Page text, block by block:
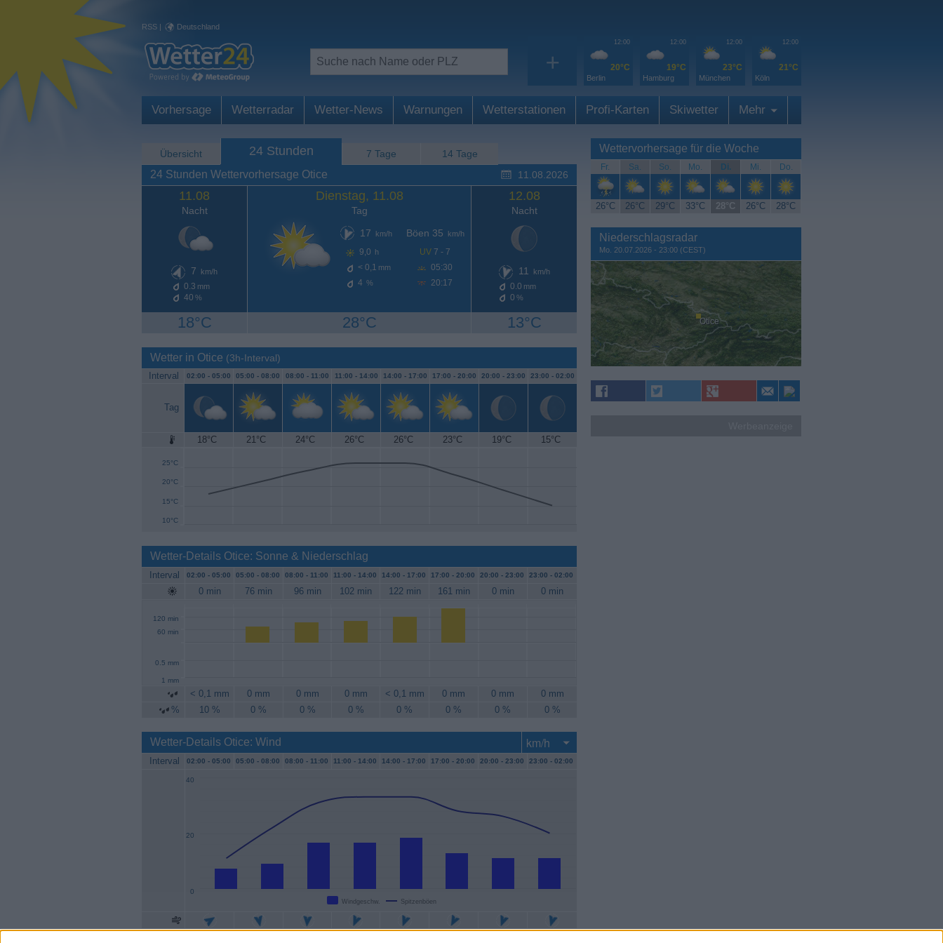
RSS | Deutschland
+
12:00
20°C
Berlin
12:00
19°C
Hamburg
12:00
23°C
München
12:00
21°C
Köln
Vorhersage Wetterradar Wetter-News Warnungen Wetterstationen Profi-Karten Skiwetter Mehr
Übersicht 24 Stunden 7 Tage 14 Tage
24 Stunden Wettervorhersage Otice 11.08.2026
11.08
Nacht
7 km/h
0.3 mm
40 %
18°C
Dienstag, 11.08
Tag
17
km/h
9,0 h
< 0,1 mm
4 %
Böen 35 km/h
UV 7 - 7
05:30
20:17
28°C
12.08
Nacht
11 km/h
0.0 mm
0 %
13°C
Wetter in Otice (3h-Interval)
Interval 02:00 - 05:00 05:00 - 08:00 08:00 - 11:00 11:00 - 14:00 14:00 - 17:00 17:00 - 20:00 20:00 - 23:00 23:00 - 02:00
Tag
18°C 21°C 24°C 26°C 26°C 23°C 19°C 15°C
10°C
15°C
20°C
25°C
30°C
Wetter-Details Otice: Sonne & Niederschlag
Interval 02:00 - 05:00 05:00 - 08:00 08:00 - 11:00 11:00 - 14:00 14:00 - 17:00 17:00 - 20:00 20:00 - 23:00 23:00 - 02:00
0 min 76 min 96 min 102 min 122 min 161 min 0 min 0 min
60 min
120 min
0.5 mm
1 mm
< 0,1 mm 0 mm 0 mm 0 mm < 0,1 mm 0 mm 0 mm
0 mm
%
10 % 0 % 0 % 0 % 0 % 0 % 0 % 0 %
Wetter-Details Otice: Wind
Interval 02:00 - 05:00 05:00 - 08:00 08:00 - 11:00 11:00 - 14:00 14:00 - 17:00 17:00 - 20:00 20:00 - 23:00 23:00 - 02:00
Windgeschw. Spitzenböen
0
20
40
Wettervorhersage für die Woche
Fr. Sa. So. Mo. Di. Mi. Do.
26°C 26°C 29°C 33°C 28°C 26°C 28°C
Niederschlagsradar
Mo. 20.07.2026 - 23:00 (CEST)
Otice